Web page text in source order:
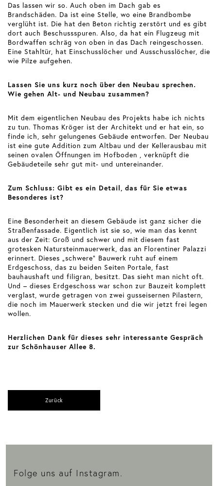
Das lassen wir so. Auch oben im Dach gab es
Brandschäden. Da ist eine Stelle, wo eine Brandbombe
verglüht ist. Die hat den Beton richtig zerstört und es gibt
dort auch Beschussspuren. Also, da hat ein Flugzeug mit
Bordwaffen schräg von oben in das Dach reingeschossen.
Eine Stahltür, hat Einschusslöcher und Ausschusslöcher, die
wie Pilze aufgehen.
Lassen Sie uns kurz noch über den Neubau sprechen.
Wie gehen Alt- und Neubau zusammen?
Mit dem eigentlichen Neubau des Projekts habe ich nichts
zu tun. Thomas Kröger ist der Architekt und er hat ein, so
finde ich, sehr gelungenes Gebäude entworfen. Der Neubau
ist eine gute Addition zum Altbau und der Kellerausbau mit
seinen ovalen Öffnungen im Hofboden , verknüpft die
Gebäudeteile sehr gut mit- und untereinander.
Zum Schluss: Gibt es ein Detail, das für Sie etwas
Besonderes ist?
Eine Besonderheit an diesem Gebäude ist ganz sicher die
Straßenfassade. Eigentlich ist sie so, wie man das kennt
aus der Zeit: Groß und schwer und mit diesem fast
grotesken Natursteinmauerwerk, das an Florentiner Palazzi
erinnert. Dieses „schwere“ Bauwerk ruht auf einem
Erdgeschoss, das zu beiden Seiten Portale, fast
bauhaushaft und filigran, besitzt. Das sieht man nicht oft.
Und – dieses Erdgeschoss war schon zur Bauzeit komplett
verglast, wurde getragen von zwei gusseisernen Pilastern,
die noch im Mauerwerk stecken und die wir jetzt frei legen
wollen.
Herzlichen Dank für dieses sehr interessante Gespräch
zur Schönhauser Allee 8.
Zurück
Folge uns auf Instagram.